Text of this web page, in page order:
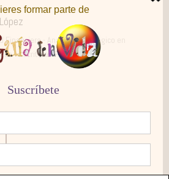
Financiera - Analista Estratégico en
- Escritora - Pintora